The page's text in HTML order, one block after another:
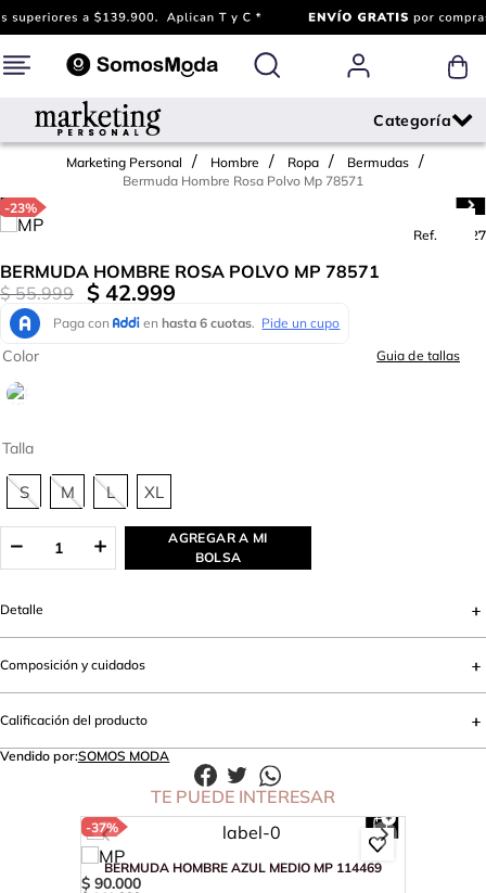
Marketing Personal Hombre Ropa
Bermudas
Bermuda Hombre Rosa Polvo Mp 78571
-23%
Ref.
787227
BERMUDA HOMBRE ROSA POLVO MP 78571
$ 55.999 $ 42.999
Talla
S M L XL
Color Guia de tallas
AGREGAR A MI
BOLSA
Detalle
Composición y cuidados
Calificación del producto
Vendido por:SOMOS MODA
TE PUEDE INTERESAR
-37%
BERMUDA HOMBRE AZUL MEDIO MP 114469
$ 90.000